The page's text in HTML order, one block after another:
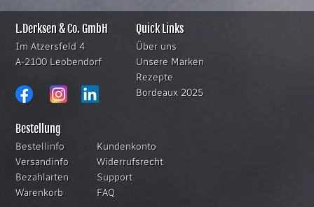
L.Derksen & Co. GmbH
Im Atzersfeld 4
A-2100 Leobendorf
Quick Links
Über uns
Unsere Marken
Rezepte
Bordeaux 2025
Bestellung
Bestellinfo
Versandinfo
Bezahlarten
Warenkorb
Kundenkonto
Widerrufsrecht
Support
FAQ